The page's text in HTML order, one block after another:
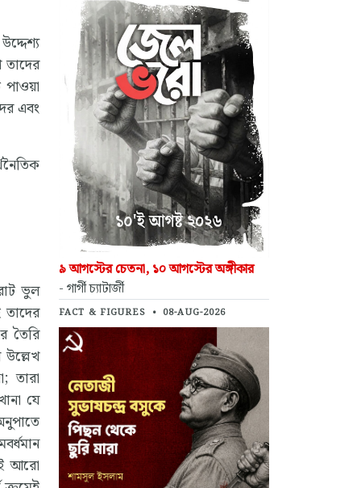
এবং
ভুল
তাদের
তৈরি
তারা
যে
আরো
৯ আগস্টের চেতনা, ১০ আগস্টের অঙ্গীকার
- গার্গী চ্যাটার্জী
FACT & FIGURES • 08-AUG-2026